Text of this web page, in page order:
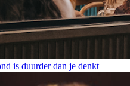
is duurder dan je denkt